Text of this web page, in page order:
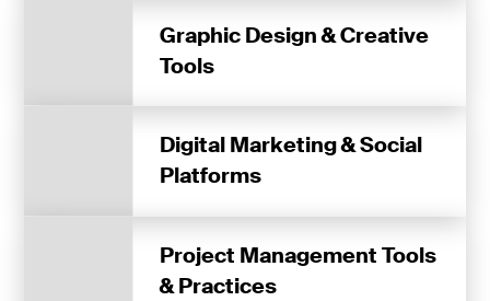
Graphic Design & Creative
Tools
Digital Marketing & Social
Platforms
Project Management Tools
& Practices